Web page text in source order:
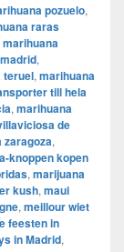
pozuelo,
raras
marihuana
,
teruel, marihuana
till hela
, marihuana
de
zaragoza,
knoppen kopen
, marijuana
kush, maui
, meillour wiet
feesten in
in Madrid,